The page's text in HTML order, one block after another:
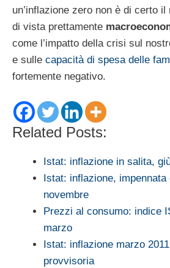
un’inflazione zero non è di certo
di vista prettamente
come l’impatto della crisi sul
e sulle capacità di spesa delle
fortemente negativo.
Related Posts:
Istat: inflazione in salita,
Istat: inflazione,
novembre
Prezzi al consumo: indice
marzo
Istat: inflazione marzo
provvisoria